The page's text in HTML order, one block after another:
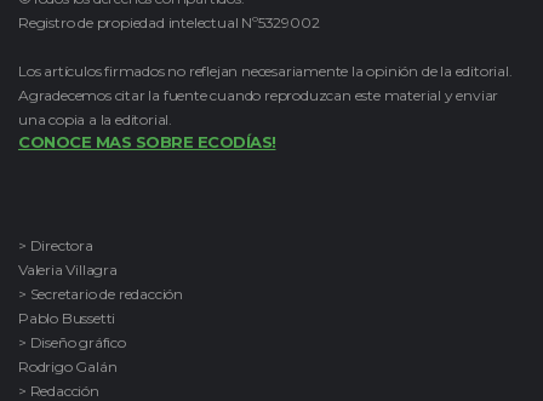
Registro de propiedad intelectual Nº5329002
Los artículos firmados no reflejan necesariamente la opinión de la editorial.
Agradecemos citar la fuente cuando reproduzcan este material y enviar
una copia a la editorial.
CONOCE MAS SOBRE ECODÍAS!
> Directora
Valeria Villagra
> Secretario de redacción
Pablo Bussetti
> Diseño gráfico
Rodrigo Galán
> Redacción